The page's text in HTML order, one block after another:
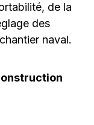
de la
des
naval.